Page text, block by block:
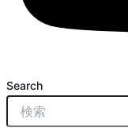
Search